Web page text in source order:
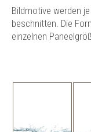
Bildmotive werden
beschnitten. Die
einzelnen